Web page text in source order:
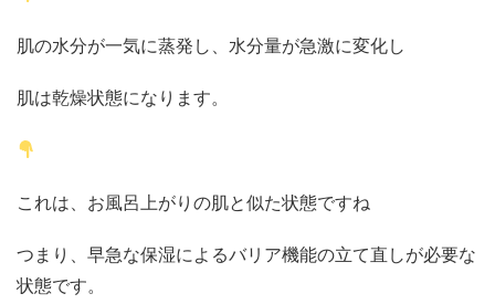
肌の水分が一気に蒸発し、水分量が急激に変化し
肌は乾燥状態になります。
これは、お風呂上がりの肌と似た状態ですね
つまり、早急な保湿によるバリア機能の立て直しが必要な
状態です。